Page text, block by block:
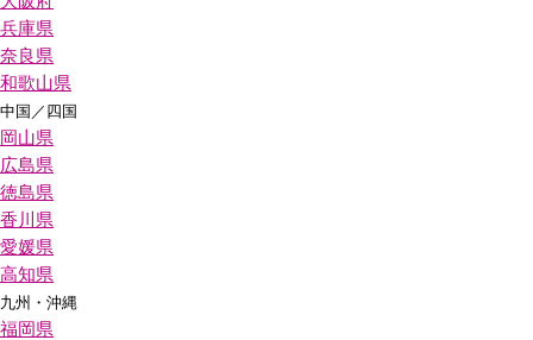
兵庫県
奈良県
和歌山県
中国／四国
岡山県
広島県
徳島県
香川県
愛媛県
高知県
九州・沖縄
福岡県